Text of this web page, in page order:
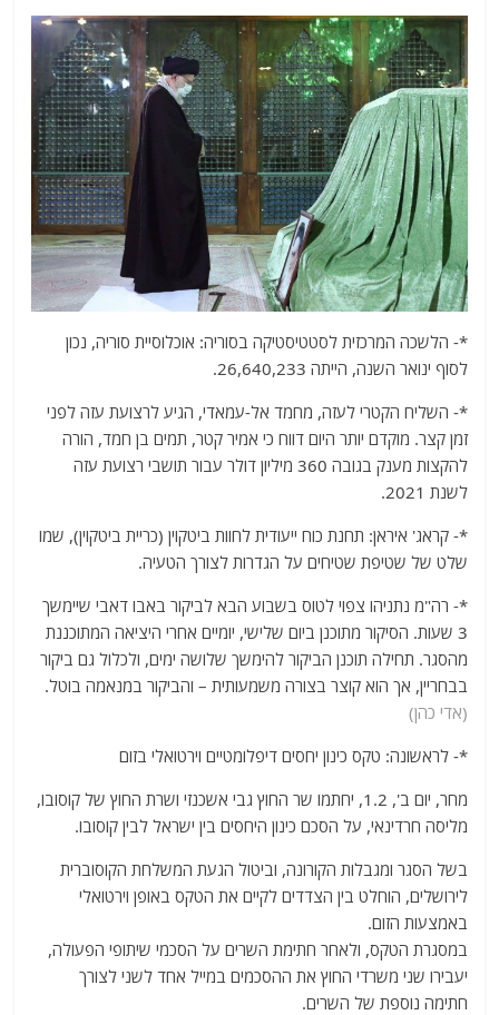
*- הלשכה המרכזית לסטטיסטיקה בסוריה: אוכלוסיית סוריה, נכון
לסוף ינואר השנה, הייתה 26,640,233.
*- השליח הקטרי לעזה, מחמד אל-עמאדי, הגיע לרצועת עזה לפני
זמן קצר. מוקדם יותר היום דווח כי אמיר קטר, תמים בן חמד, הורה
להקצות מענק בגובה 360 מיליון דולר עבור תושבי רצועת עזה
לשנת 2021.
*- קראג' איראן: תחנת כוח ייעודית לחוות ביטקוין (כריית ביטקוין), שמו
שלט של שטיפת שטיחים על הגדרות לצורך הטעיה.
*- רה"מ נתניהו צפוי לטוס בשבוע הבא לביקור באבו דאבי שיימשך
3 שעות. הסיקור מתוכנן ביום שלישי, יומיים אחרי היציאה המתוכננת
מהסגר. תחילה תוכנן הביקור להימשך שלושה ימים, ולכלול גם ביקור
בבחריין, אך הוא קוצר בצורה משמעותית – והביקור במנאמה בוטל.
(אדי כהן)
*- לראשונה: טקס כינון יחסים דיפלומטיים וירטואלי בזום
מחר, יום ב', 1.2, יחתמו שר החוץ גבי אשכנזי ושרת החוץ של קוסובו,
מליסה חרדינאי, על הסכם כינון היחסים בין ישראל לבין קוסובו.
בשל הסגר ומגבלות הקורונה, וביטול הגעת המשלחת הקוסוברית
לירושלים, הוחלט בין הצדדים לקיים את הטקס באופן וירטואלי
באמצעות הזום.
במסגרת הטקס, ולאחר חתימת השרים על הסכמי שיתופי הפעולה,
יעבירו שני משרדי החוץ את ההסכמים במייל אחד לשני לצורך
חתימה נוספת של השרים.